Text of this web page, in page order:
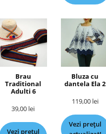
Brau
Traditional
Adulti 6
39,00 lei
Vezi prețul
Bluza cu
dantela Ela 2
119,00 lei
Vezi prețul